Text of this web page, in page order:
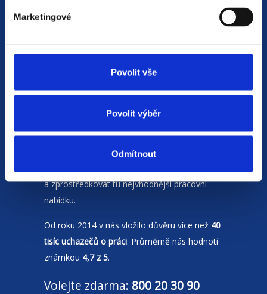
Marketingové
Povolit vše
Povolit výběr
Odmítnout
Moravskoslezském krajia Polsku. Zakládáme
si na individuálním a férovém přístupu,
rychlém jednání a spolehlivosti.
Naší prioritou je vždyspokojenost zájemce
nebo zájemkyně o zaměstnání
a zprostředkovat tu nejvhodnější pracovní
nabídku.
Od roku 2014 v nás vložilo důvěru více než 40
tisíc uchazečů o práci. Průměrně nás hodnotí
známkou 4,7 z 5.
Volejte zdarma: 800 20 30 90